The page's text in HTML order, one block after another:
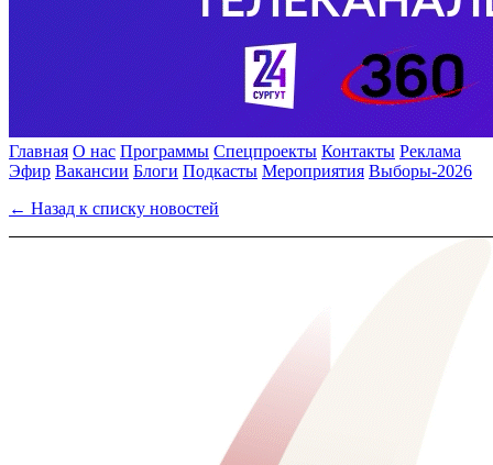
Главная О нас Программы Спецпроекты Контакты Реклама
Эфир Вакансии Блоги Подкасты Мероприятия Выборы-2026
← Назад к списку новостей